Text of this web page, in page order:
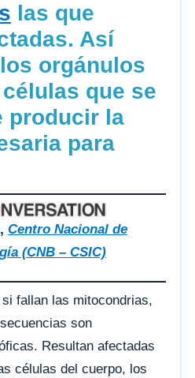
las que
Así
orgánulos
que se
producir la
para
, Centro Nacional de
(CNB – CSIC)
fallan las mitocondrias,
son
Resultan afectadas
células del cuerpo, los